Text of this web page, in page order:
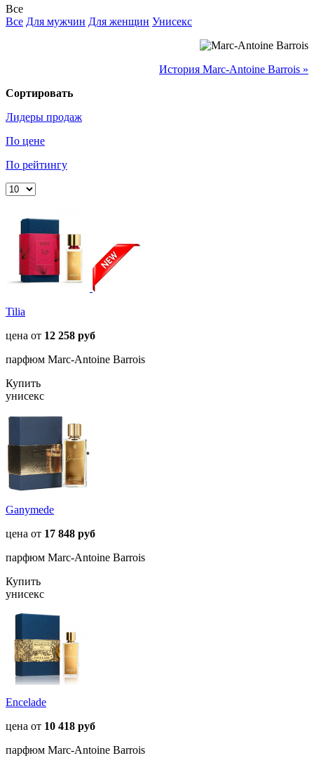
Все
Все Для мужчин Для женщин Унисекс
История Marc-Antoine Barrois »
Сортировать
Лидеры продаж
По цене
По рейтингу
Tilia
цена от 12 258 руб
парфюм Marc-Antoine Barrois
Купить
унисекс
Ganymede
цена от 17 848 руб
парфюм Marc-Antoine Barrois
Купить
унисекс
Encelade
цена от 10 418 руб
парфюм Marc-Antoine Barrois